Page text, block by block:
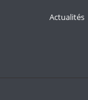
Actualités